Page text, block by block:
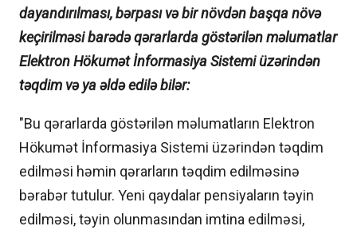
dayandırılması, bərpası və bir növdən başqa növə
keçirilməsi barədə qərarlarda göstərilən məlumatlar
Elektron Hökumət İnformasiya Sistemi üzərindən
təqdim və ya əldə edilə bilər:
"Bu qərarlarda göstərilən məlumatların Elektron
Hökumət İnformasiya Sistemi üzərindən təqdim
edilməsi həmin qərarların təqdim edilməsinə
bərabər tutulur. Yeni qaydalar pensiyaların təyin
edilməsi, təyin olunmasından imtina edilməsi,